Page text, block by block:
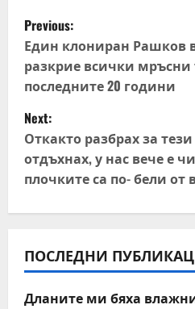
P
o
s
t
n
a
v
i
g
Previous:
Един клониран
разкрие всички
последните 20 години
Next:
Откакто разбрах за
отдъхнах, у нас вече е
плочките са по- бели от
ПОСЛЕДНИ
Дланите ми бяха